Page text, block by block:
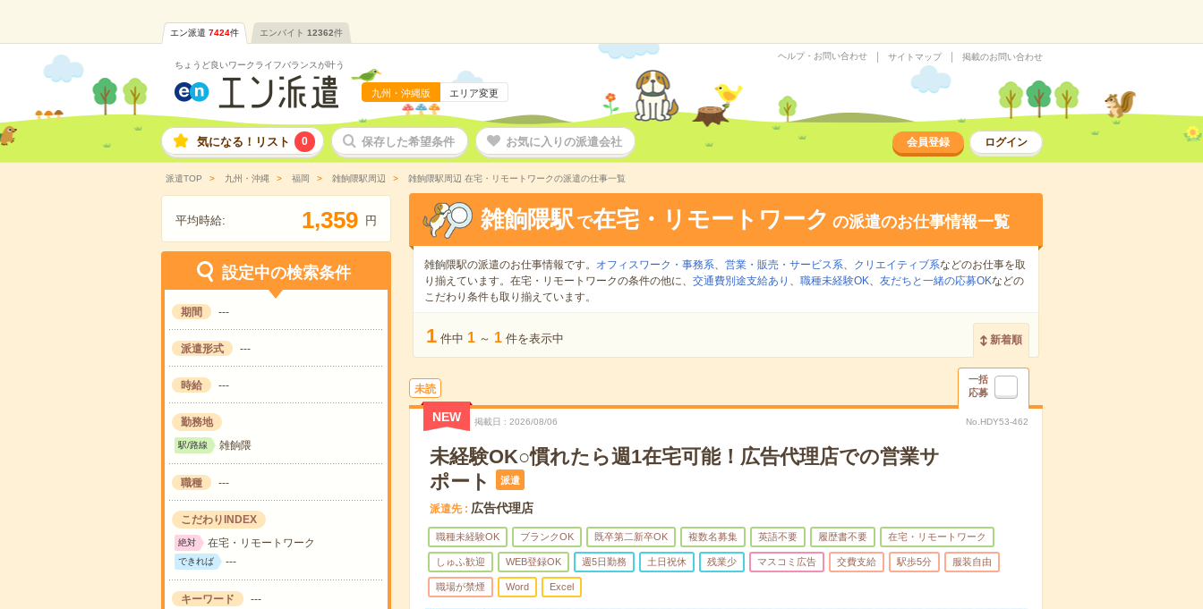
エン派遣 7424件 エンバイト 12362件
ちょうど良いワークライフバランスが叶う
九州・沖縄版 エリア変更
ヘルプ・お問い合わせ サイトマップ 掲載のお問い合わせ
気になる！リスト 0 保存した希望条件 お気に入りの派遣会社 会員登録 ログイン
派遣TOP 九州・沖縄 福岡 雑餉隈駅周辺 雑餉隈駅周辺 在宅・リモートワークの派遣の仕事一覧
平均時給: 1,359 円
設定中の検索条件
期間 ---
派遣形式 ---
時給 ---
勤務地
駅/路線 雑餉隈
職種 ---
こだわりINDEX
絶対 在宅・リモートワーク
できれば ---
キーワード ---
雑餉隈駅 で在宅・リモートワーク の派遣のお仕事情報一覧
雑餉隈駅の派遣のお仕事情報です。 オフィスワーク・事務系、 営業・販売・サービス系、 クリエイティブ系などのお仕事を取
り揃えています。在宅・リモートワークの条件の他に、 交通費別途支給あり 、 職種未経験OK、 友だちと一緒の応募OKなどの
こだわり条件も取り揃えています。
1 件中 1 ～ 1 件を表示中 新着順
未読
一括
応募
NEW 掲載日 2026/08/06 No.HDY53-462
未経験OK○慣れたら週1在宅可能！広告代理店での営業サ
ポート
派遣
派遣先 広告代理店
職種未経験OK ブランクOK 既卒第二新卒OK 複数名募集 英語不要 履歴書不要 在宅・リモートワーク
しゅふ歓迎 WEB登録OK 週5日勤務 土日祝休 残業少 マスコミ広告 交費支給 駅歩5分 服装自由
職場が禁煙 Word Excel